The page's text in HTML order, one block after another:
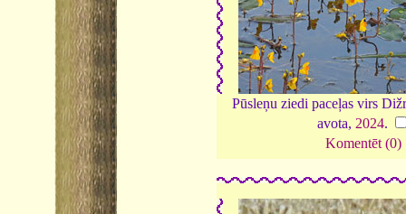
Pūsleņu ziedi paceļas virs
avota, 2024.
Komentēt (0)